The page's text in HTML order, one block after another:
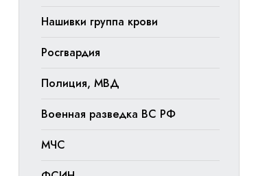
Нашивки группа крови
Росгвардия
Полиция, МВД
Военная разведка ВС РФ
МЧС